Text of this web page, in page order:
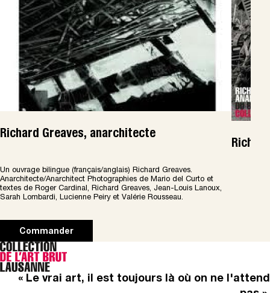
Richard Greaves, anarchitecte
Un ouvrage bilingue (français/anglais) Richard Greaves.
Anarchitecte/Anarchitect Photographies de Mario del Curto et
textes de Roger Cardinal, Richard Greaves, Jean-Louis Lanoux,
Sarah Lombardi, Lucienne Peiry et Valérie Rousseau.
Commander
« Le vrai art, il est toujours là où on ne l'attend